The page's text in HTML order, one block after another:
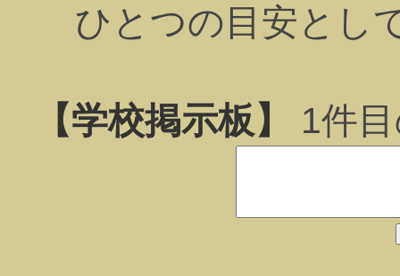
ひとつの目安とし
【学校掲示板】 1件